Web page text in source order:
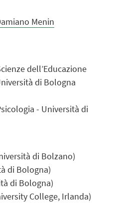
Menin
dell’Educazione
di Bologna
- Università di
di Bolzano)
di Bologna)
di Bologna)
College, Irlanda)